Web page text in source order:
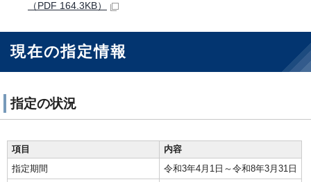
（PDF 164.3KB）
現在の指定情報
指定の状況
項目
内容
指定期間
令和3年4月1日～令和8年3月31日